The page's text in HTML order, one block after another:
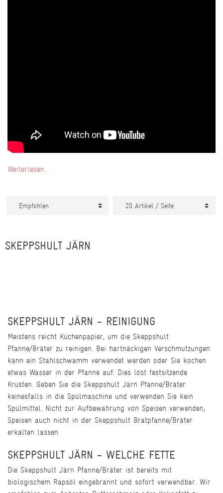
Weiterlesen...
SKEPPSHULT JÄRN
SKEPPSHULT JÄRN - REINIGUNG
Meistens reicht Küchenpapier, um die Skeppshult
Pfanne/Bräter zu reinigen. Bei hartnäckigen Verschmutzungen
kann ein Stahlschwamm verwendet werden oder Sie kochen
etwas Wasser in der Pfanne auf. Dies löst festsitzende
Krusten. Geben Sie die Skeppshult Järn Pfanne/Bräter
keinesfalls in die Spülmaschine und verwenden Sie kein
Spülmittel. Nicht zur Aufbewahrung von Speisen verwenden,
Speisen auch nicht in der Skeppshult Bratpfanne/Bräter
erkalten lassen.
SKEPPSHULT JÄRN - WELCHE FETTE
Die Skeppshult Järn Pfanne/Bräter ist bereits mit
biologischem Rapsöl eingebrannt und sofort verwendbar. Wir